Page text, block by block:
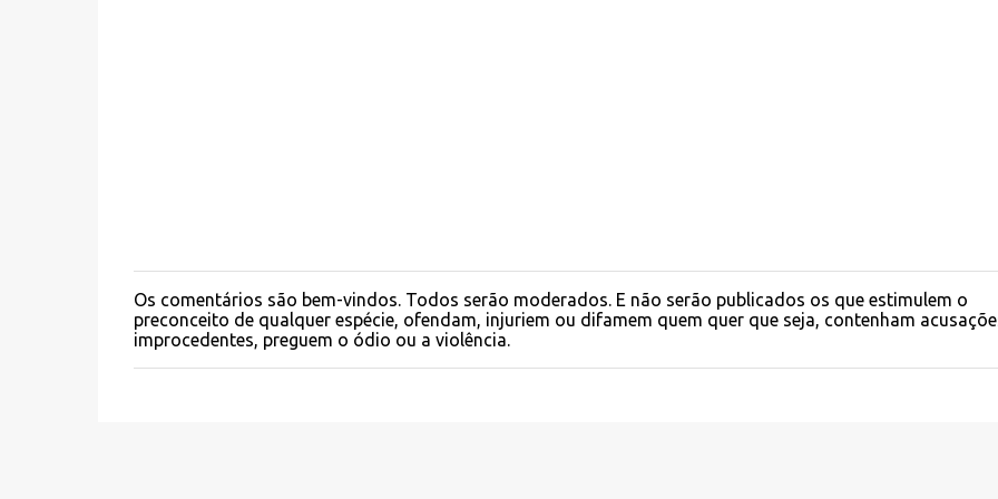
P
o
s
t
Os comentários são bem-vindos. Todos serão moderados. E não serão publicados os que estimulem o
preconceito de qualquer espécie, ofendam, injuriem ou difamem quem quer que seja, contenham
improcedentes, preguem o ódio ou a violência.